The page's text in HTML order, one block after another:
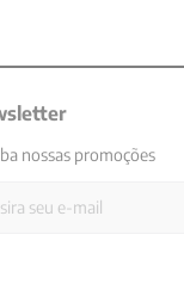
nossas promoções